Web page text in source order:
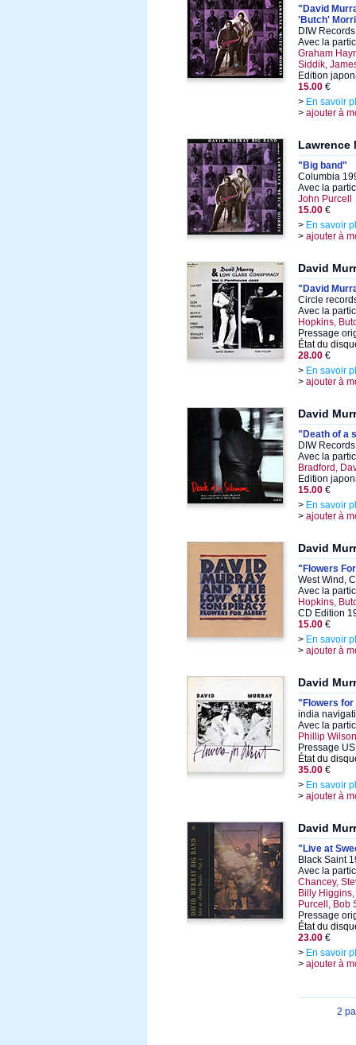
"David
'Butch'
DIW
Avec la
Graham
Siddik,
Edition
15.00 €
> En savoir
> ajouter à
Lawrence
"Big band"
Columbia
Avec la
John Purcell
15.00 €
> En savoir
> ajouter à
David
"David
Circle
Avec la
Hopkins,
Pressage
État du
28.00 €
> En savoir
> ajouter à
David
"Death of a
DIW
Avec la
Bradford,
Edition
15.00 €
> En savoir
> ajouter à
David
"Flowers
West Wind,
Avec la
Hopkins,
CD Edition
15.00 €
> En savoir
> ajouter à
David
"Flowers
india
Avec la
Phillip Wilson
Pressage
État du
35.00 €
> En savoir
> ajouter à
David
"Live at
Black Saint
Avec la
Chancey,
Billy
Purcell, Bob
Pressage
État du
23.00 €
> En savoir
> ajouter à
2